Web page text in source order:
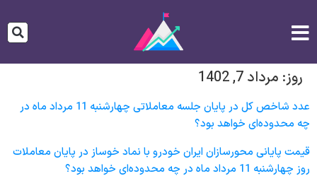
روز: مرداد 7, 1402
عدد شاخص کل در پایان جلسه معاملاتی چهارشنبه 11 مرداد ماه در
چه محدوده‌ای خواهد بود؟
قیمت پایانی محورسازان‌ ايران‌ خودرو با نماد خوساز در پایان معاملات
روز چهارشنبه 11 مرداد ماه در چه محدوده‌ای خواهد بود؟